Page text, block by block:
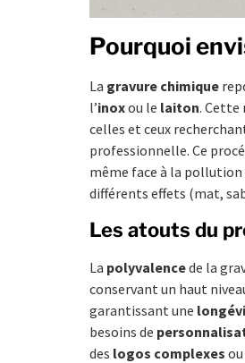
Pourquoi
La gravure chimique
l’inoxou le laiton. Cette
celles et ceux
professionnelle. Ce
même face à la pollution
différents effets (mat,
Les atouts du
La polyvalencede la
conservant un haut
garantissant une
besoins de
des logos complexes